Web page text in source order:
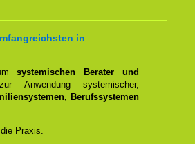
in
systemischen Berater und
systemischer,
Berufssystemen
Praxis.